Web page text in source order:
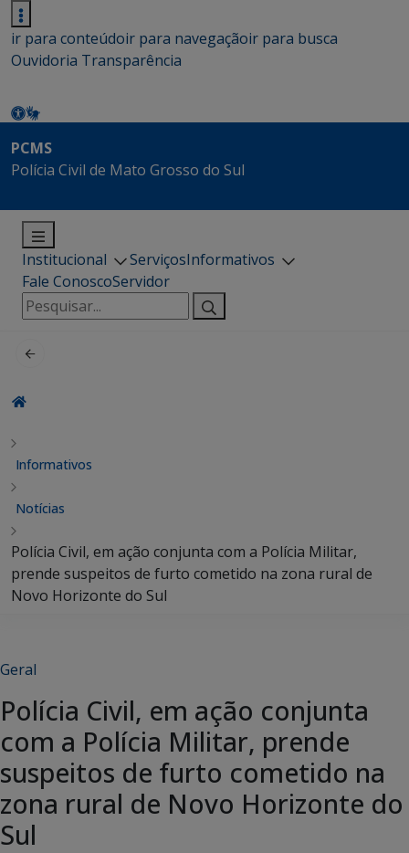
ir para conteúdoir para navegaçãoir para busca
Ouvidoria Transparência
PCMS
Polícia Civil de Mato Grosso do Sul
Institucional ServiçosInformativos
Fale ConoscoServidor
Pesquisar
por:
Informativos
Notícias
Polícia Civil, em ação conjunta com a Polícia Militar,
prende suspeitos de furto cometido na zona rural de
Novo Horizonte do Sul
Geral
Polícia Civil, em ação conjunta
com a Polícia Militar, prende
suspeitos de furto cometido na
zona rural de Novo Horizonte do
Sul